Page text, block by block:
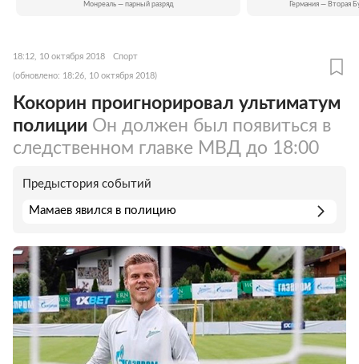
Монреаль — парный разряд Германия — Вторая
18:12, 10 октября 2018 Спорт
(обновлено: 18:26, 10 октября 2018)
Кокорин проигнорировал ультиматум
полиции Он должен был появиться в
следственном главке МВД до 18:00
Предыстория событий
Мамаев явился в полицию